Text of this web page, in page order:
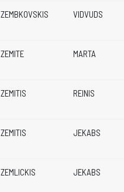
ZEMBKOVSKIS VIDVUDS
ZEMITE MARTA
ZEMITIS REINIS
ZEMITIS JEKABS
ZEMLICKIS JEKABS